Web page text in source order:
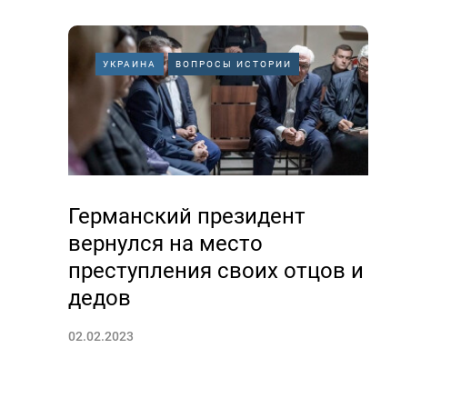
УКРАИНА ВОПРОСЫ ИСТОРИИ
Германский президент
вернулся на место
преступления своих отцов и
дедов
02.02.2023